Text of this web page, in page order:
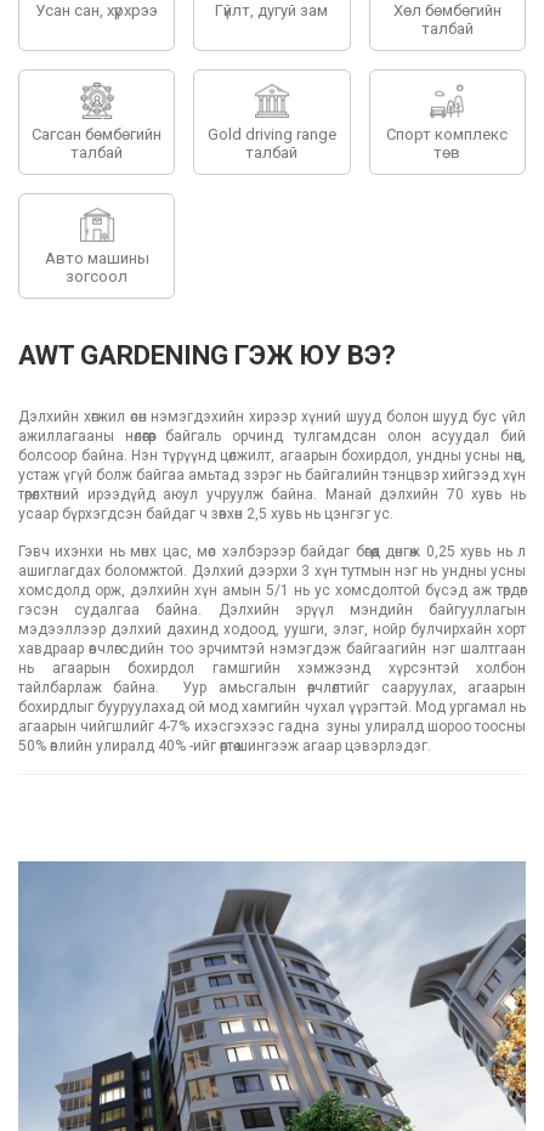
Усан сан, хүрхрээ Гүйлт, дугуй зам
Хөл бөмбөгийн
талбай
Сагсан бөмбөгийн
талбай
Gold driving range
талбай
Спорт комплекс
төв
Авто машины
зогсоол
AWT GARDENING ГЭЖ ЮУ ВЭ?
Дэлхийн хөгжил өсөн нэмэгдэхийн хирээр хүний шууд болон шууд бус үйл
ажиллагааны нөлөөгөөр байгаль орчинд тулгамдсан олон асуудал бий
болсоор байна. Нэн түрүүнд цөлжилт, агаарын бохирдол, ундны усны нөөц,
устаж үгүй болж байгаа амьтад зэрэг нь байгалийн тэнцвэр хийгээд хүн
төрөлхтөний ирээдүйд аюул учруулж байна. Манай дэлхийн 70 хувь нь
усаар бүрхэгдсэн байдаг ч зөвхөн 2,5 хувь нь цэнгэг ус.
Гэвч ихэнхи нь мөнх цас, мөс хэлбэрээр байдаг бөгөөд дөнгөж 0,25 хувь нь л
ашиглагдах боломжтой. Дэлхий дээрхи 3 хүн тутмын нэг нь ундны усны
хомсдолд орж, дэлхийн хүн амын 5/1 нь ус хомсдолтой бүсэд аж төрдөг
гэсэн судалгаа байна. Дэлхийн эрүүл мэндийн байгууллагын
мэдээллээр дэлхий дахинд ходоод, уушги, элэг, нойр булчирхайн хорт
хавдраар өвчлөгсдийн тоо эрчимтэй нэмэгдэж байгаагийн нэг шалтгаан
нь агаарын бохирдол гамшгийн хэмжээнд хүрсэнтэй холбон
тайлбарлаж байна. Уур амьсгалын өөрчлөлтийг сааруулах, агаарын
бохирдлыг бууруулахад ой мод хамгийн чухал үүрэгтэй. Мод ургамал нь
агаарын чийгшлийг 4-7% ихэсгэхээс гадна зуны улиралд шороо тоосны
50% өвлийн улиралд 40% -ийг өөртөө шингээж агаар цэвэрлэдэг.